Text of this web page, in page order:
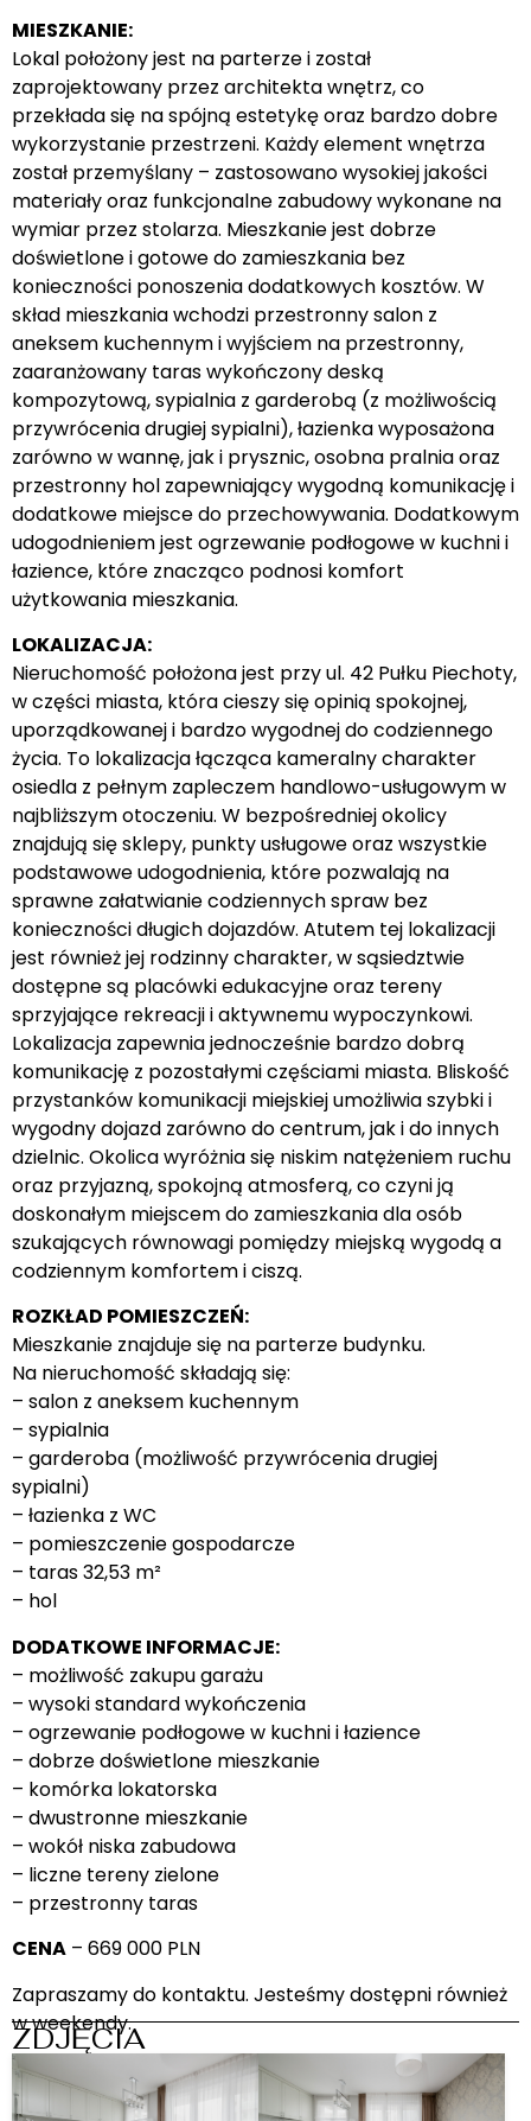
MIESZKANIE:
Lokal położony jest na parterze i został
zaprojektowany przez architekta wnętrz, co
przekłada się na spójną estetykę oraz bardzo dobre
wykorzystanie przestrzeni. Każdy element wnętrza
został przemyślany – zastosowano wysokiej jakości
materiały oraz funkcjonalne zabudowy wykonane na
wymiar przez stolarza. Mieszkanie jest dobrze
doświetlone i gotowe do zamieszkania bez
konieczności ponoszenia dodatkowych kosztów. W
skład mieszkania wchodzi przestronny salon z
aneksem kuchennym i wyjściem na przestronny,
zaaranżowany taras wykończony deską
kompozytową, sypialnia z garderobą (z możliwością
przywrócenia drugiej sypialni), łazienka wyposażona
zarówno w wannę, jak i prysznic, osobna pralnia oraz
przestronny hol zapewniający wygodną komunikację i
dodatkowe miejsce do przechowywania. Dodatkowym
udogodnieniem jest ogrzewanie podłogowe w kuchni i
łazience, które znacząco podnosi komfort
użytkowania mieszkania.
LOKALIZACJA:
Nieruchomość położona jest przy ul. 42 Pułku Piechoty,
w części miasta, która cieszy się opinią spokojnej,
uporządkowanej i bardzo wygodnej do codziennego
życia. To lokalizacja łącząca kameralny charakter
osiedla z pełnym zapleczem handlowo-usługowym w
najbliższym otoczeniu. W bezpośredniej okolicy
znajdują się sklepy, punkty usługowe oraz wszystkie
podstawowe udogodnienia, które pozwalają na
sprawne załatwianie codziennych spraw bez
konieczności długich dojazdów. Atutem tej lokalizacji
jest również jej rodzinny charakter, w sąsiedztwie
dostępne są placówki edukacyjne oraz tereny
sprzyjające rekreacji i aktywnemu wypoczynkowi.
Lokalizacja zapewnia jednocześnie bardzo dobrą
komunikację z pozostałymi częściami miasta. Bliskość
przystanków komunikacji miejskiej umożliwia szybki i
wygodny dojazd zarówno do centrum, jak i do innych
dzielnic. Okolica wyróżnia się niskim natężeniem ruchu
oraz przyjazną, spokojną atmosferą, co czyni ją
doskonałym miejscem do zamieszkania dla osób
szukających równowagi pomiędzy miejską wygodą a
codziennym komfortem i ciszą.
ROZKŁAD POMIESZCZEŃ:
Mieszkanie znajduje się na parterze budynku.
Na nieruchomość składają się:
– salon z aneksem kuchennym
– sypialnia
– garderoba (możliwość przywrócenia drugiej
sypialni)
– łazienka z WC
– pomieszczenie gospodarcze
– taras 32,53 m²
– hol
DODATKOWE INFORMACJE:
– możliwość zakupu garażu
– wysoki standard wykończenia
– ogrzewanie podłogowe w kuchni i łazience
– dobrze doświetlone mieszkanie
– komórka lokatorska
– dwustronne mieszkanie
– wokół niska zabudowa
– liczne tereny zielone
– przestronny taras
CENA – 669 000 PLN
Zapraszamy do kontaktu. Jesteśmy dostępni również
w weekendy.
ZDJĘCIA